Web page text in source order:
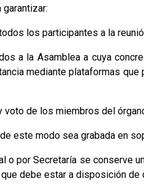
los participantes a la
a la Asamblea a cuya
mediante plataformas
voto de los miembros del
este modo sea grabada en
o por Secretaría se conserve
debe estar a disposición